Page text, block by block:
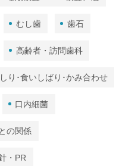
むし歯 歯石
高齢者・訪問歯科
り･食いしばり･かみ合わせ
口内細菌
の関係
・PR